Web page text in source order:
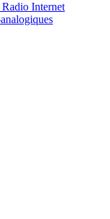
Radio Internet